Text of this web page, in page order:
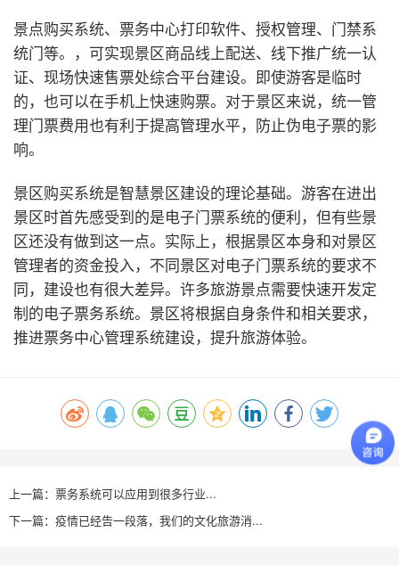
景点购买系统、票务中心打印软件、授权管理、门禁系
统门等。，可实现景区商品线上配送、线下推广统一认
证、现场快速售票处综合平台建设。即使游客是临时
的，也可以在手机上快速购票。对于景区来说，统一管
理门票费用也有利于提高管理水平，防止伪电子票的影
响。
景区购买系统是智慧景区建设的理论基础。游客在进出
景区时首先感受到的是电子门票系统的便利，但有些景
区还没有做到这一点。实际上，根据景区本身和对景区
管理者的资金投入，不同景区对电子门票系统的要求不
同，建设也有很大差异。许多旅游景点需要快速开发定
制的电子票务系统。景区将根据自身条件和相关要求，
推进票务中心管理系统建设，提升旅游体验。
上一篇：票务系统可以应用到很多行业...
下一篇：疫情已经告一段落，我们的文化旅游消...